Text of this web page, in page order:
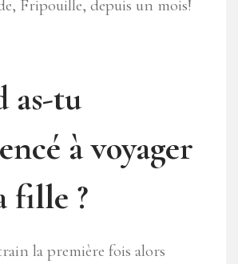
Fripouille, depuis un mois!
as-tu
à voyager
fille ?
la première fois alors